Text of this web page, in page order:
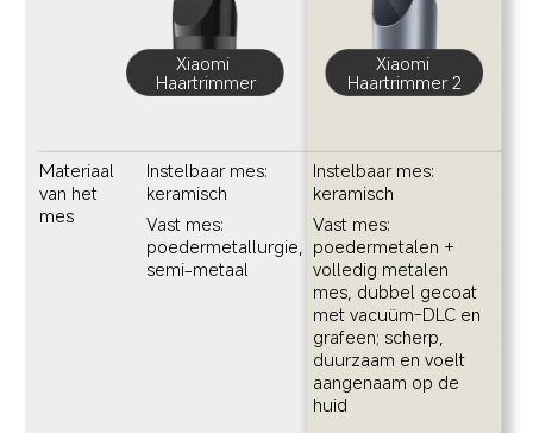
Xiaomi
Haartrimmer
Xiaomi
Haartrimmer 2
Materiaal
van het
mes
Instelbaar mes:
Vast mes:
poedermetallurgie,
semi-metaal
Instelbaar mes:
keramisch
Vast mes:
poedermetalen +
volledig metalen
mes, dubbel gecoat
met vacuüm-DLC en
grafeen; scherp,
duurzaam en voelt
aangenaam op de
huid